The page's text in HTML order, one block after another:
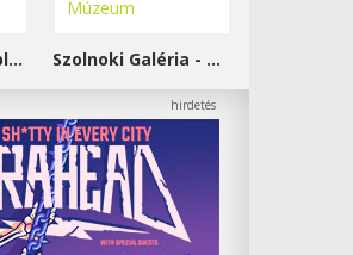
Református templom - Salgótarján Szolnoki Galéria - Damjanich János Múzeum